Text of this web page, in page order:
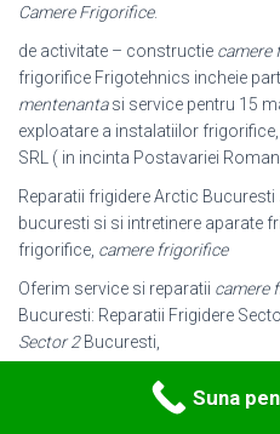
Camere Frigorifice.
de activitate – constructie camere
frigorifice Frigotehnics incheie
mentenantasi service pentru 15
exploatare a instalatiilor
SRL ( in incinta Postavariei
Reparatii frigidere Arctic Bucuresti
bucuresti si si intretinere aparate
frigorifice, camere frigorifice
Oferim service si reparatii camere
Bucuresti: Reparatii Frigidere
Sector 2Bucuresti,
Instalatii frigorifice comerciale si
Camere Curate – ChillereSuna